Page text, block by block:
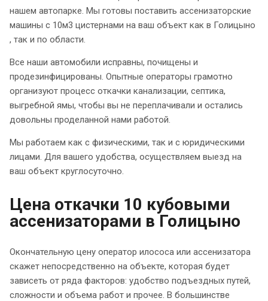
нашем автопарке. Мы готовы поставить ассенизаторские
машины с 10м3 цистернами на ваш объект как в Голицыно
, так и по области.
Все наши автомобили исправны, почищены и
продезинфицированы. Опытные операторы грамотно
организуют процесс откачки канализации, септика,
выгребной ямы, чтобы вы не переплачивали и остались
довольны проделанной нами работой.
Мы работаем как с физическими, так и с юридическими
лицами. Для вашего удобства, осуществляем выезд на
ваш объект круглосуточно.
Цена откачки 10 кубовыми
ассенизаторами в Голицыно
Окончательную цену оператор илососа или ассенизатора
скажет непосредственно на объекте, которая будет
зависеть от ряда факторов: удобство подъездных путей,
сложности и объема работ и прочее. В большинстве